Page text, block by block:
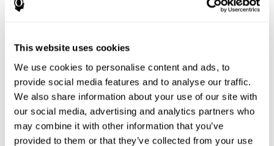
This website uses cookies
We use cookies to personalise content and ads, to
provide social media features and to analyse our traffic.
We also share information about your use of our site with
our social media, advertising and analytics partners who
may combine it with other information that you’ve
provided to them or that they’ve collected from your use
認識は、流動性と効率性で毎日の多くの活動を実行することが
できます。我々 の認識能力を評価し、生活のさまざまな分野で
役立つことができます: 学究的な円(学生はパターンや課題を認
識するときに問題を抱えているしようとしているかどうかを知
っている) を臨床設定(かどうか、患者は薬、場所や家族親戚を
認識する問題とが) または専門分野(かどうか労働者で認識し、
被削材や顧客でうまく処理することができます)。